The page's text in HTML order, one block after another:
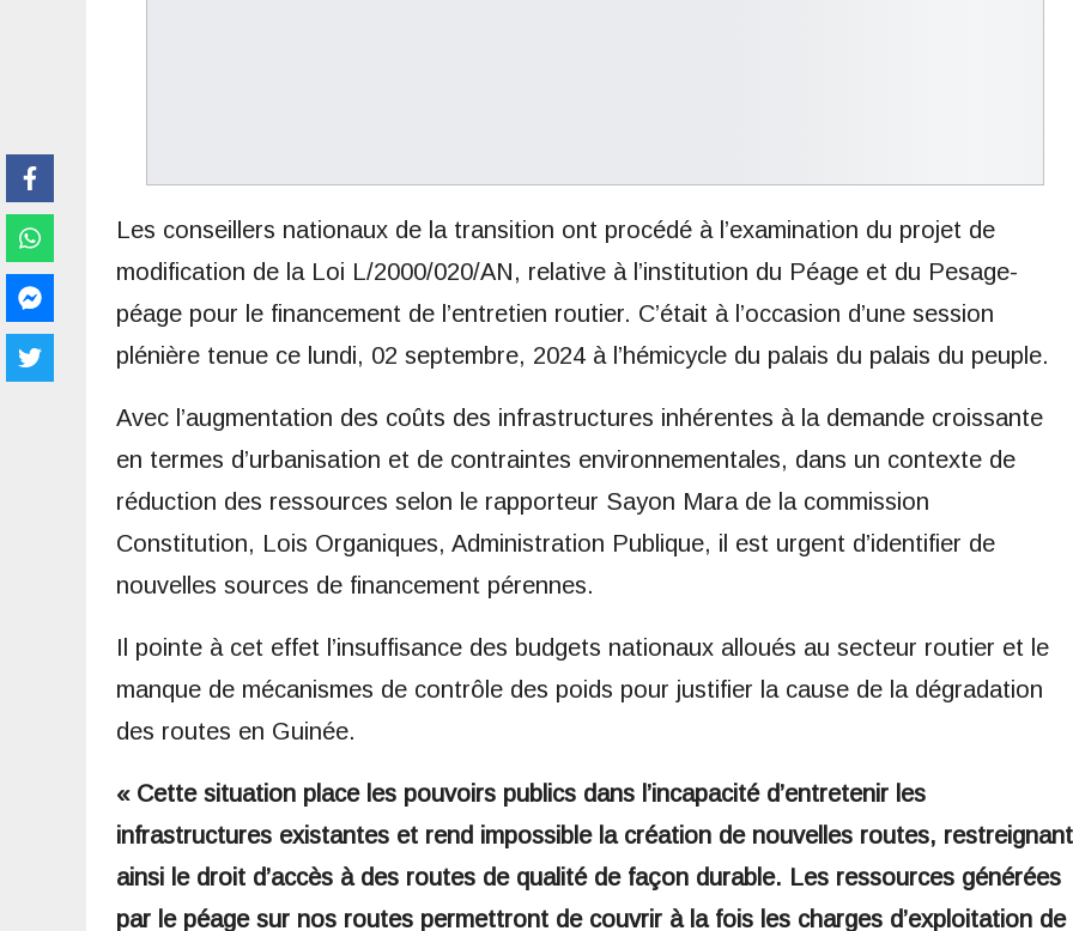
Les conseillers nationaux de la transition ont procédé à l’examination du projet de
modification de la Loi L/2000/020/AN, relative à l’institution du Péage et du Pesage-
péage pour le financement de l’entretien routier. C’était à l’occasion d’une session
plénière tenue ce lundi, 02 septembre, 2024 à l’hémicycle du palais du palais du peuple.
Avec l’augmentation des coûts des infrastructures inhérentes à la demande croissante
en termes d’urbanisation et de contraintes environnementales, dans un contexte de
réduction des ressources selon le rapporteur Sayon Mara de la commission
Constitution, Lois Organiques, Administration Publique, il est urgent d’identifier de
nouvelles sources de financement pérennes.
Il pointe à cet effet l’insuffisance des budgets nationaux alloués au secteur routier et le
manque de mécanismes de contrôle des poids pour justifier la cause de la dégradation
des routes en Guinée.
« Cette situation place les pouvoirs publics dans l’incapacité d’entretenir les
infrastructures existantes et rend impossible la création de nouvelles routes, restreignant
ainsi le droit d’accès à des routes de qualité de façon durable. Les ressources générées
par le péage sur nos routes permettront de couvrir à la fois les charges d’exploitation de